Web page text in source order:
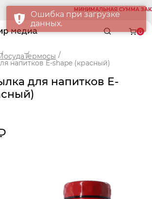
МИНИМАЛЬНАЯ СУММА
0
Термосы
напитков E-shape (красный)
для напитков E-
Ошибка при загрузке
данных.